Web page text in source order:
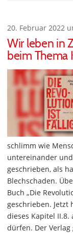
20. Februar 2022
Wir leben in
beim Thema
schlimm wie
untereinander
geschrieben, als
Blechschaden.
Buch „Die
geschrieben. Jetzt
dieses Kapitel
dürfen. Der